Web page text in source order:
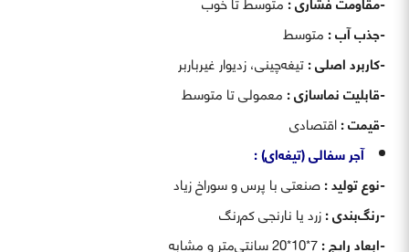
-جذب آب :متوسط
-کاربرد اصلی :تیغه‌چینی، زدیوار غیرباربر
-قابلیت نماسازی :معمولی تا متوسط
-قیمت :اقتصادی
آجر سفالی (تیغه‌ای) :
-نوع تولید :صنعتی با پرس و سوراخ زیاد
-رنگ‌بندی :زرد یا نارنجی کم‌رنگ
-ابعاد رایج :7*10*20 سانتی‌متر و مشابه